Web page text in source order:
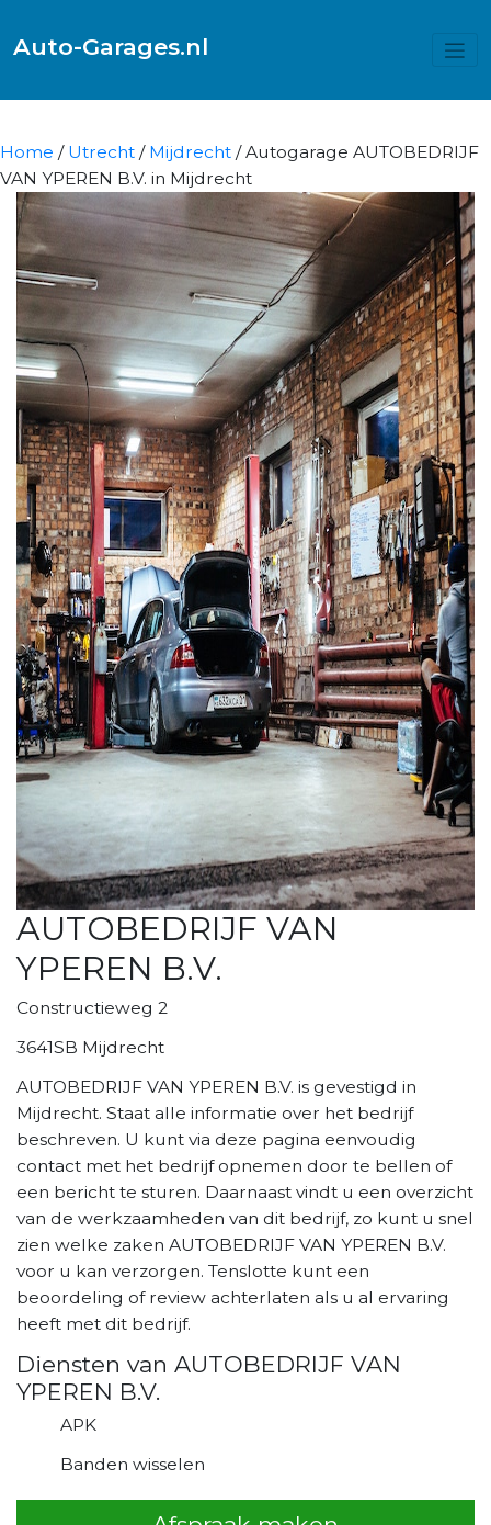
Auto-Garages.nl
Home / Utrecht / Mijdrecht / Autogarage AUTOBEDRIJF
VAN YPEREN B.V. in Mijdrecht
AUTOBEDRIJF VAN
YPEREN B.V.
Constructieweg 2
3641SB Mijdrecht
AUTOBEDRIJF VAN YPEREN B.V. is gevestigd in
Mijdrecht. Staat alle informatie over het bedrijf
beschreven. U kunt via deze pagina eenvoudig
contact met het bedrijf opnemen door te bellen of
een bericht te sturen. Daarnaast vindt u een overzicht
van de werkzaamheden van dit bedrijf, zo kunt u snel
zien welke zaken AUTOBEDRIJF VAN YPEREN B.V.
voor u kan verzorgen. Tenslotte kunt een
beoordeling of review achterlaten als u al ervaring
heeft met dit bedrijf.
Diensten van AUTOBEDRIJF VAN
YPEREN B.V.
APK
Banden wisselen